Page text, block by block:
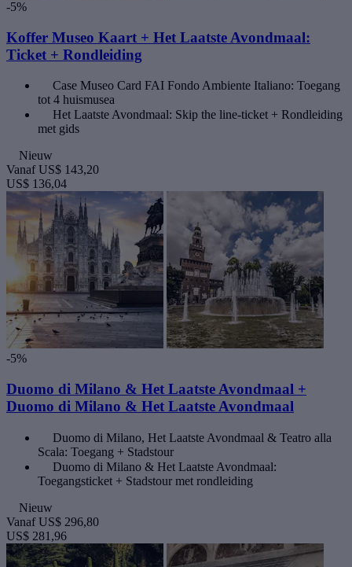
-5%
Koffer Museo Kaart + Het Laatste Avondmaal:
Ticket + Rondleiding
Case Museo Card FAI Fondo Ambiente Italiano: Toegang
tot 4 huismusea
Het Laatste Avondmaal: Skip the line-ticket + Rondleiding
met gids
Nieuw
Vanaf US$ 143,20
US$ 136,04
-5%
Duomo di Milano & Het Laatste Avondmaal +
Duomo di Milano & Het Laatste Avondmaal
Duomo di Milano, Het Laatste Avondmaal & Teatro alla
Scala: Toegang + Stadstour
Duomo di Milano & Het Laatste Avondmaal:
Toegangsticket + Stadstour met rondleiding
Nieuw
Vanaf US$ 296,80
US$ 281,96